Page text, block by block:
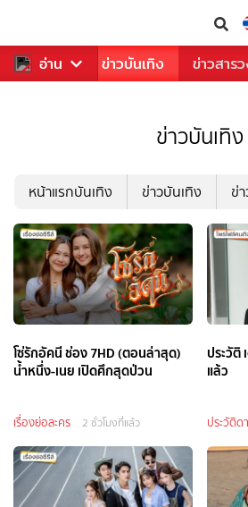
อ่าน
ฬา ข่าว ข่าวบันเทิง ข่าวสาร
ข่าวบันเทิง
หน้าแรกบันเทิง ข่าวบันเทิง ข่
โซ่รักอัคนี ช่อง 7HD (ตอนล่าสุด)
น้ำหนึ่ง-เนย เปิดศึกสุดป่วน
เรื่องย่อละคร 2 ชั่วโมงที่แล้ว
ประวัติ
แล้ว
ประวัติด